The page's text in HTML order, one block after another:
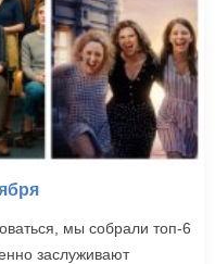
мы собрали топ-6
заслуживают